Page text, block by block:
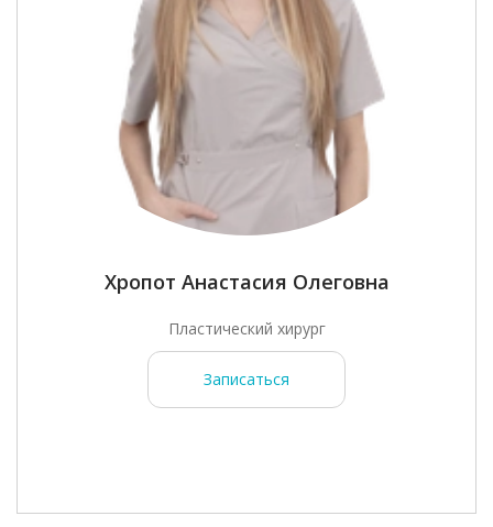
Хропот Анастасия Олеговна
Пластический хирург
Записаться